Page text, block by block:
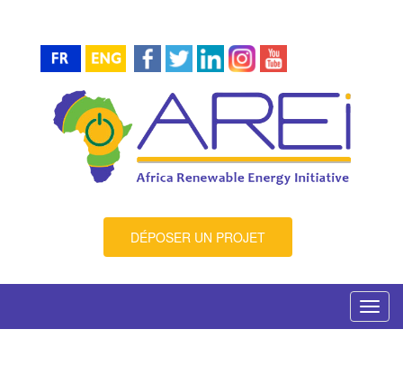
DÉPOSER UN PROJET